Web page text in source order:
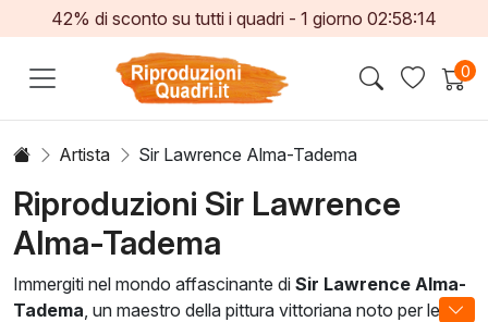
42% di sconto su tutti i quadri -1 giorno 02:58:11
0
Artista Sir Lawrence Alma-Tadema
Riproduzioni Sir Lawrence
Alma-Tadema
Immergiti nel mondo affascinante di Sir Lawrence Alma-
Tadema , un maestro della pittura vittoriana noto per le sue